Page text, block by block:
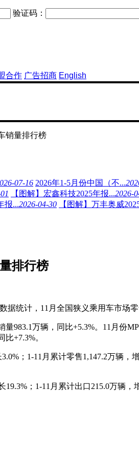
验证码：
合作 广告招商 English
销量排行榜
07-16 2026年1-5月份中国（不...
【图解】宏鑫科技2025年报...2026-
报...2026-04-30 【图解】万丰奥威
排行榜
统计，11月全国狭义乘用车市场
983.1万辆，同比+5.3%。11月份
+7.3%。
；1-11月累计零售1,147.2万辆
；1-11月累计出口215.0万辆